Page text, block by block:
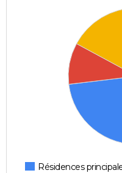
Résidences